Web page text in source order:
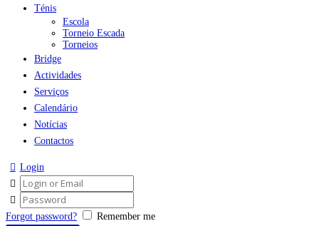
Ténis
Escola
Torneio Escada
Torneios
Bridge
Actividades
Serviços
Calendário
Notícias
Contactos
Login
Forgot password? Remember me